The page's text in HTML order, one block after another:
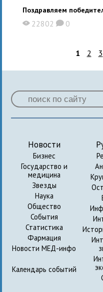
Поздравляем
X 22802 K 0
1 2 3
Новости
Бизнес
Государство и
медицина
Звезды
Наука
Общество
События
Статистика
Фармация
Новости МЕД-инфо
Календарь событий